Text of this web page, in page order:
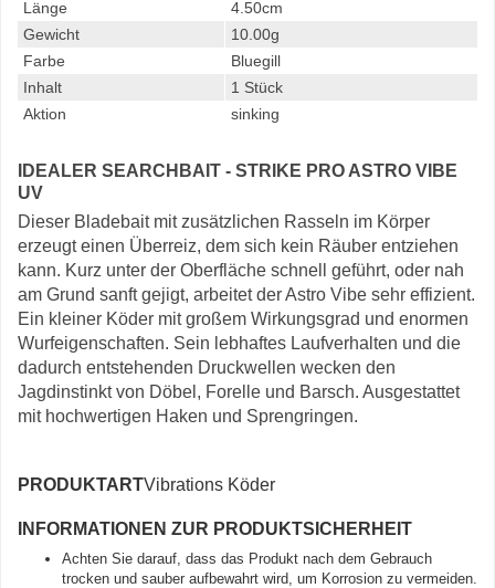
Länge
4.50cm
Gewicht
10.00g
Farbe
Bluegill
Inhalt
1 Stück
Aktion
sinking
IDEALER SEARCHBAIT - STRIKE PRO ASTRO VIBE
UV
Dieser Bladebait mit zusätzlichen Rasseln im Körper
erzeugt einen Überreiz, dem sich kein Räuber entziehen
kann. Kurz unter der Oberfläche schnell geführt, oder nah
am Grund sanft gejigt, arbeitet der Astro Vibe sehr effizient.
Ein kleiner Köder mit großem Wirkungsgrad und enormen
Wurfeigenschaften. Sein lebhaftes Laufverhalten und die
dadurch entstehenden Druckwellen wecken den
Jagdinstinkt von Döbel, Forelle und Barsch. Ausgestattet
mit hochwertigen Haken und Sprengringen.
PRODUKTARTVibrations Köder
INFORMATIONEN ZUR PRODUKTSICHERHEIT
Achten Sie darauf, dass das Produkt nach dem Gebrauch
trocken und sauber aufbewahrt wird, um Korrosion zu vermeiden.